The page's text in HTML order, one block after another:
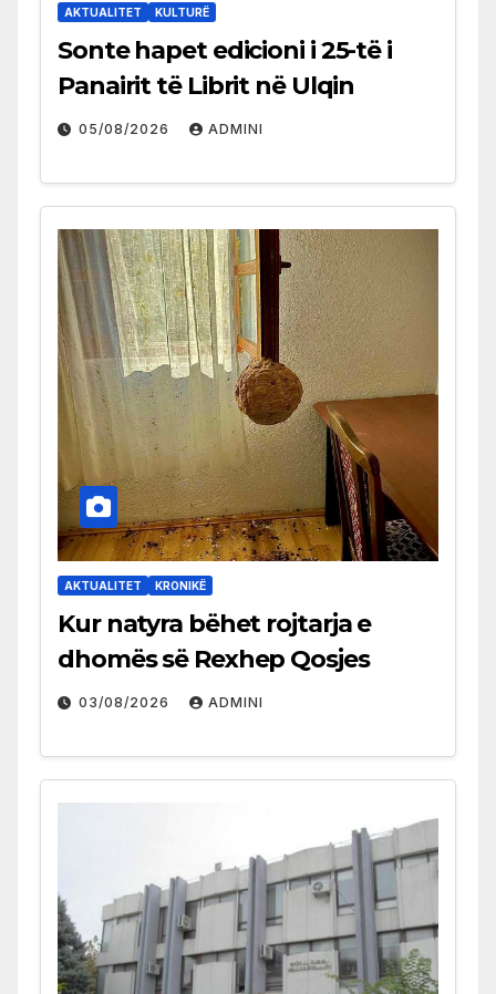
AKTUALITET KULTURË
Sonte hapet edicioni i 25-të i
Panairit të Librit në Ulqin
05/08/2026 ADMINI
AKTUALITET KRONIKË
Kur natyra bëhet rojtarja e
dhomës së Rexhep Qosjes
03/08/2026 ADMINI